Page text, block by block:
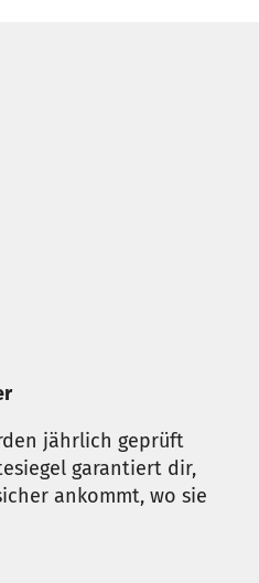
jährlich geprüft
garantiert dir,
ankommt, wo sie